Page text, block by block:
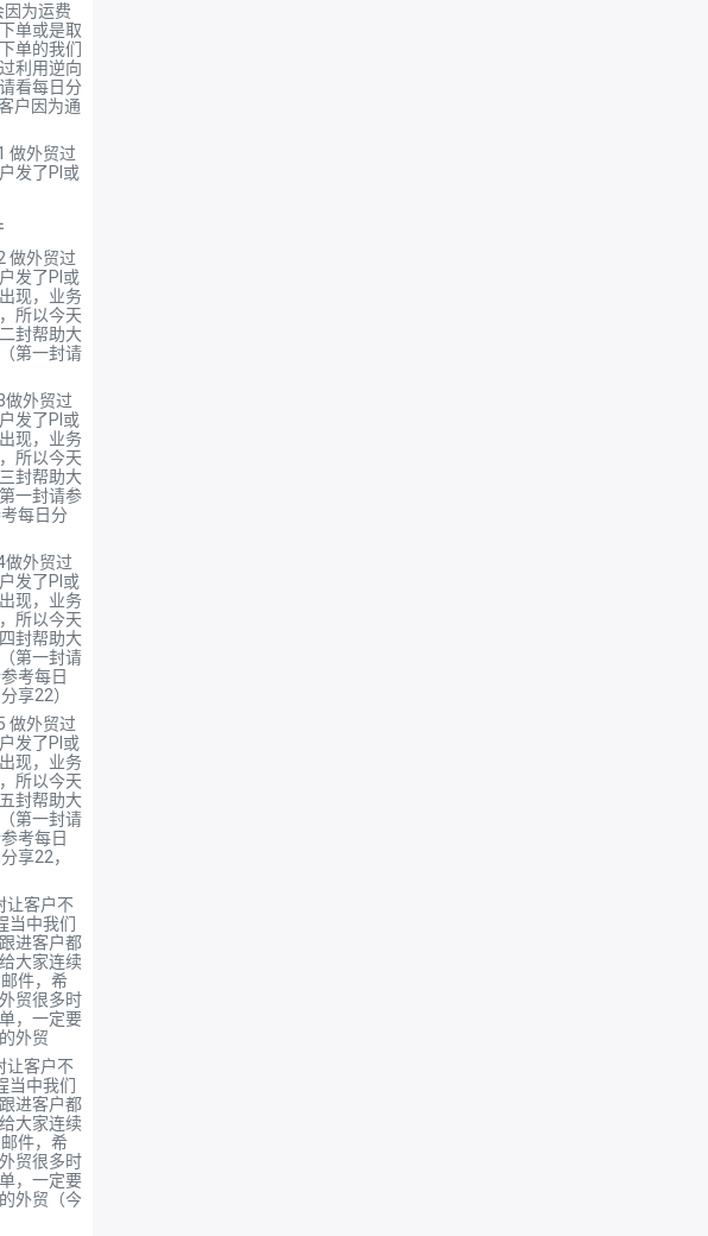
为运费
单或是取
单的我们
利用逆向
看每日分
户因为通
做外贸过
发了PI或
做外贸过
发了PI或
现，业务
所以今天
封帮助大
第一封请
做外贸过
发了PI或
现，业务
所以今天
封帮助大
一封请参
每日分
做外贸过
发了PI或
现，业务
所以今天
封帮助大
第一封请
考每日
享22）
做外贸过
发了PI或
现，业务
所以今天
封帮助大
第一封请
考每日
享22，
让客户不
当中我们
进客户都
大家连续
件，希
贸很多时
，一定要
外贸
让客户不
当中我们
进客户都
大家连续
件，希
贸很多时
，一定要
外贸（今